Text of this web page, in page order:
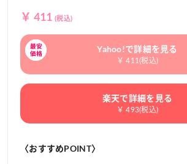
￥ 411 (税込)
Yahoo!で詳細を見る
￥ 411(税込)
楽天で詳細を見る
￥ 493(税込)
〈おすすめPOINT〉